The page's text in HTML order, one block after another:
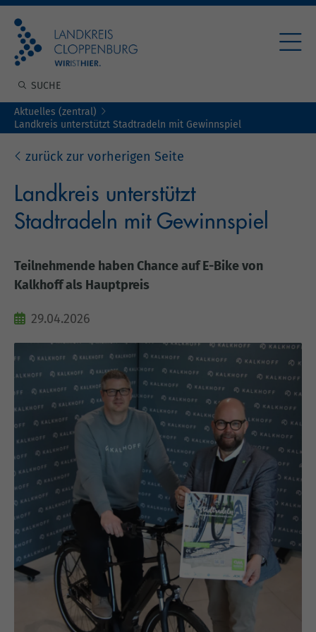
Aktuelles (zentral)
Landkreis unterstützt Stadtradeln mit Gewinnspiel
zurück zur vorherigen Seite
Landkreis unterstützt
Stadtradeln mit Gewinnspiel
Teilnehmende haben Chance auf E-Bike von
Kalkhoff als Hauptpreis
29.04.2026